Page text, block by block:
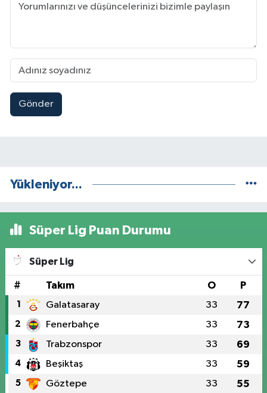
Gönder
Yükleniyor...
Süper Lig Puan Durumu
Süper Lig
# Takım O P
1 Galatasaray 33 77
2 Fenerbahçe 33 73
3 Trabzonspor 33 69
4 Beşiktaş 33 59
5 Göztepe 33 55